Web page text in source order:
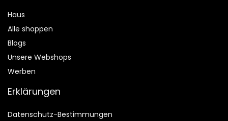
Haus
Alle shoppen
Blogs
Unsere Webshops
Werben
Erklärungen
Datenschutz-Bestimmungen